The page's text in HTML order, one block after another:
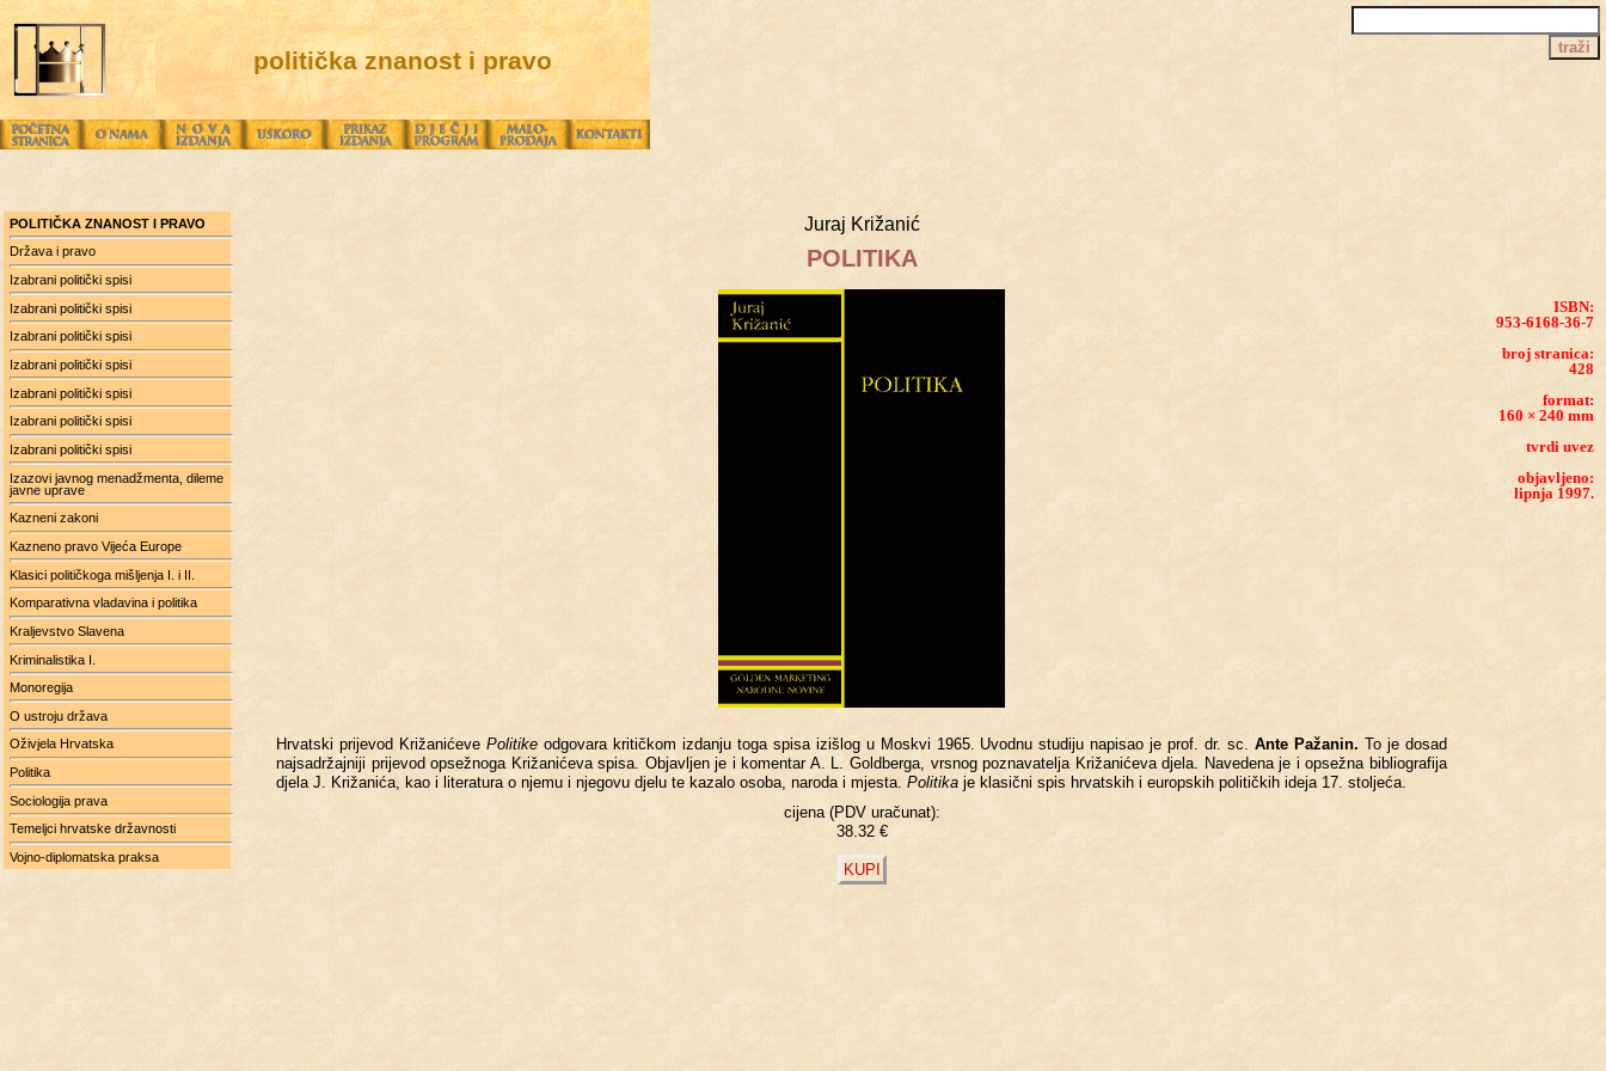
politička znanost i pravo
POLITIČKA ZNANOST I PRAVO
Država i pravo
Izabrani politički spisi
Izabrani politički spisi
Izabrani politički spisi
Izabrani politički spisi
Izabrani politički spisi
Izabrani politički spisi
Izabrani politički spisi
Izazovi javnog menadžmenta, dileme
javne uprave
Kazneni zakoni
Kazneno pravo Vijeća Europe
Klasici političkoga mišljenja I. i II.
Komparativna vladavina i politika
Kraljevstvo Slavena
Kriminalistika I.
Monoregija
O ustroju država
Oživjela Hrvatska
Politika
Sociologija prava
Temeljci hrvatske državnosti
Vojno-diplomatska praksa
ISBN:
953-6168-36-7
broj stranica:
428
format:
160 × 240 mm
tvrdi uvez
objavljeno:
lipnja 1997.
Juraj Križanić
POLITIKA
Hr­vat­ski pri­je­vod Kri­ža­ni­će­ve Po­li­ti­keod­go­va­ra kri­tič­kom iz­da­nju toga spisa izi­šlog u Mo­sk­vi 1965. Uvod­nu stu­di­ju na­pi­sao je prof. dr. sc.Ante Pa­ža­nin. To je dosad
naj­sa­dr­žaj­ni­ji pri­je­vod op­se­žno­ga Kri­ža­ni­će­va spisa. Ob­jav­ljen je i ko­men­tar A. L. Gol­d­ber­ga, vr­snog po­zna­va­te­lja Kri­ža­ni­će­va djela. Na­ve­de­na je i op­se­žna bi­blio­gra­fi­ja
djela J. Kri­ža­ni­ća, kao i li­te­ra­tu­ra o njemu i nje­go­vu djelu te ka­za­lo osoba, na­ro­da i mje­sta. Po­li­ti­ka je kla­sič­ni spis hr­vat­skih i eu­rop­skih po­li­tič­kih ideja 17. sto­lje­ća.
cijena (PDV uračunat):
38.32 €
KUPI